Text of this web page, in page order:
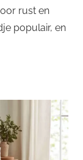
rust en
populair, en